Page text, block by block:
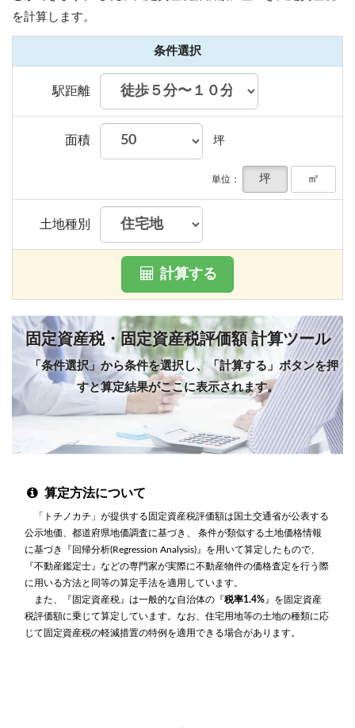
を計算します。
条件選択
駅距離
面積 坪
単位： 坪 ㎡
土地種別
計算する
固定資産税・固定資産税評価額 計算ツール
「条件選択」から条件を選択し、「計算する」ボタンを押
すと算定結果がここに表示されます。
算定方法について
「トチノカチ」が提供する固定資産税評価額は国土交通省が公表する
公示地価、都道府県地価調査に基づき、 条件が類似する土地価格情報
に基づき『回帰分析(Regression Analysis)』を用いて算定したもので、
『不動産鑑定士』などの専門家が実際に不動産物件の価格査定を行う際
に用いる方法と同等の算定手法を適用しています。
また、『固定資産税』は一般的な自治体の『税率1.4% 』を固定資産
税評価額に乗じて算定しています。なお、住宅用地等の土地の種類に応
じて固定資産税の軽減措置の特例を適用できる場合があります。